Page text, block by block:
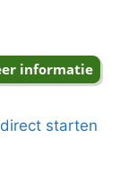
direct starten